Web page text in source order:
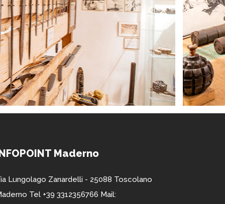
Maderno
Lungolago Zanardelli - 25088 Toscolano
Tel +39 3312356766 Mail: